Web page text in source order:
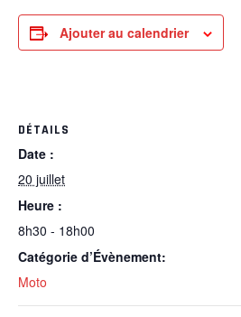
Ajouter au calendrier
DÉTAILS
Date :
20 juillet
Heure :
8h30 - 18h00
Catégorie d’Évènement:
Moto